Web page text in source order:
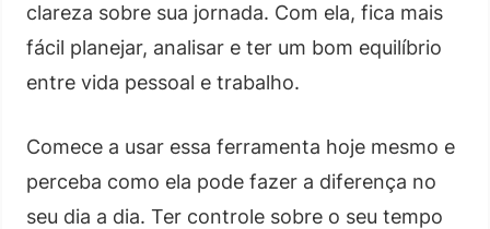
clareza sobre sua jornada. Com ela, fica mais
fácil planejar, analisar e ter um bom equilíbrio
entre vida pessoal e trabalho.
Comece a usar essa ferramenta hoje mesmo e
perceba como ela pode fazer a diferença no
seu dia a dia. Ter controle sobre o seu tempo